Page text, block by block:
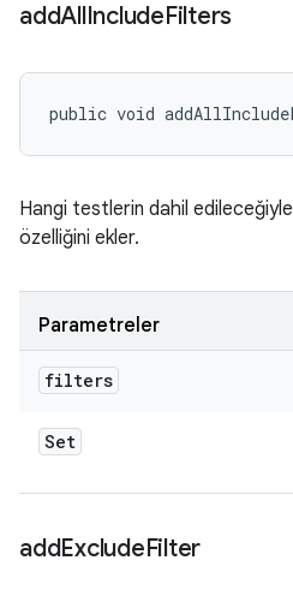
addAllIncludeFilters
public void
Hangi testlerin dahil
özelliğini ekler.
Parametreler
filters
Set
addExcludeFilter